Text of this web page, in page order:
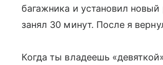
багажника и установил
занял 30 минут. После я
Когда ты владеешь